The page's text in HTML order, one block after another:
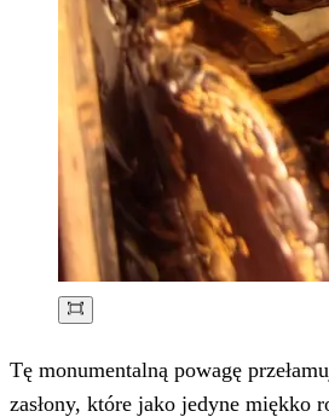
Tę monumentalną powagę
zasłony, które jako jedyne miękko